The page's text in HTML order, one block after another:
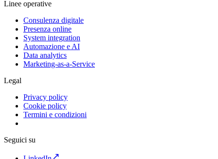
Linee operative
Consulenza digitale
Presenza online
System integration
Automazione e AI
Data analytics
Marketing-as-a-Service
Legal
Privacy policy
Cookie policy
Termini e condizioni
Seguici su